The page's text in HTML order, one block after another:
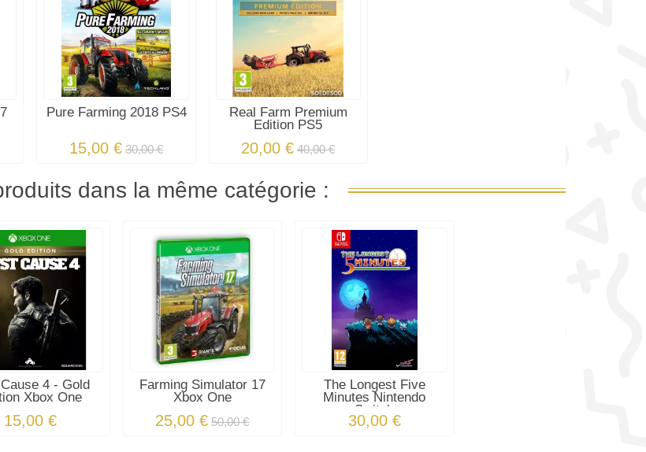
Pure Farming 2018 PS4
15,00 € 30,00 €
Real Farm Premium
Edition PS5
20,00 € 40,00 €
dans la même catégorie :
4 - Gold
Xbox One
15,00 €
Farming Simulator 17
Xbox One
25,00 € 50,00 €
The Longest Five
Minutes Nintendo
Switch
30,00 €